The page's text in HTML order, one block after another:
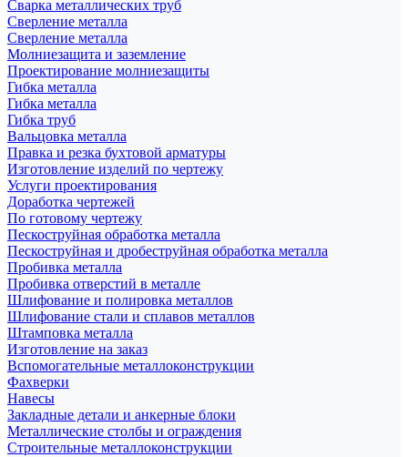
Сварка металлических труб
Сверление металла
Сверление металла
Молниезащита и заземление
Проектирование молниезащиты
Гибка металла
Гибка металла
Гибка труб
Вальцовка металла
Правка и резка бухтовой арматуры
Изготовление изделий по чертежу
Услуги проектирования
Доработка чертежей
По готовому чертежу
Пескоструйная обработка металла
Пескоструйная и дробеструйная обработка металла
Пробивка металла
Пробивка отверстий в металле
Шлифование и полировка металлов
Шлифование стали и сплавов металлов
Штамповка металла
Изготовление на заказ
Вспомогательные металлоконструкции
Фахверки
Навесы
Закладные детали и анкерные блоки
Металлические столбы и ограждения
Строительные металлоконструкции